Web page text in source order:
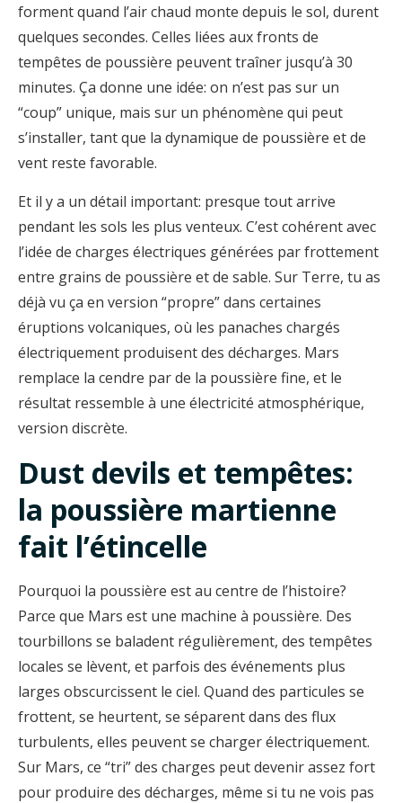
forment quand l’air chaud monte depuis le sol, durent
quelques secondes. Celles liées aux fronts de
tempêtes de poussière peuvent traîner jusqu’à 30
minutes. Ça donne une idée: on n’est pas sur un
“coup” unique, mais sur un phénomène qui peut
s’installer, tant que la dynamique de poussière et de
vent reste favorable.
Et il y a un détail important: presque tout arrive
pendant les sols les plus venteux. C’est cohérent avec
l’idée de charges électriques générées par frottement
entre grains de poussière et de sable. Sur Terre, tu as
déjà vu ça en version “propre” dans certaines
éruptions volcaniques, où les panaches chargés
électriquement produisent des décharges. Mars
remplace la cendre par de la poussière fine, et le
résultat ressemble à une électricité atmosphérique,
version discrète.
Dust devils et tempêtes:
la poussière martienne
fait l’étincelle
Pourquoi la poussière est au centre de l’histoire?
Parce que Mars est une machine à poussière. Des
tourbillons se baladent régulièrement, des tempêtes
locales se lèvent, et parfois des événements plus
larges obscurcissent le ciel. Quand des particules se
frottent, se heurtent, se séparent dans des flux
turbulents, elles peuvent se charger électriquement.
Sur Mars, ce “tri” des charges peut devenir assez fort
pour produire des décharges, même si tu ne vois pas